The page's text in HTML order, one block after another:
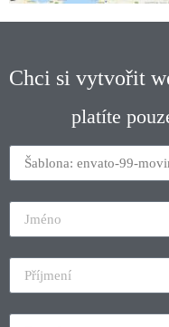
Chci si vytvořit
platíte